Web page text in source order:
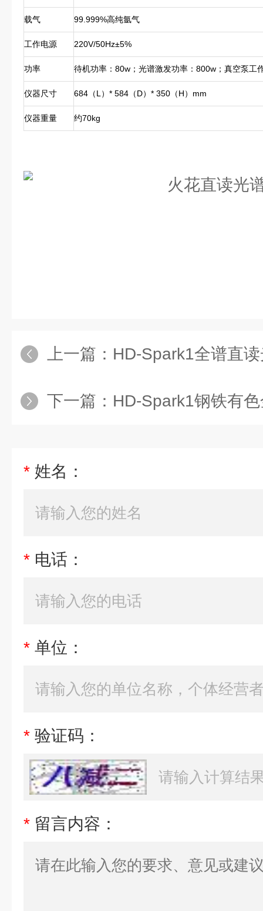
载气 99.999%高纯氩气
工作电源 220V/50Hz±5%
功率 待机功率：80w；光谱激发功率：800w；真空泵工
仪器尺寸 684（L）* 584（D）* 350（H）mm
仪器重量 约70kg
上一篇： HD-Spark1全谱直
下一篇： HD-Spark1钢铁有
* 姓名：
* 电话：
* 单位：
* 验证码：
* 留言内容：